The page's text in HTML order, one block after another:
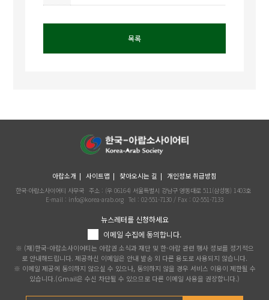
목록
아랍소개 사이트맵 찾아오시는 길 개인정보 취급방침
한국-아랍소사이어티 사무국 주소 : (우 06164) 서울특별시 강남구 영동대로 511(삼성동) 1403호
E-mail : info@korea-arab.org Tel : 02-551-7130 / Fax : 02-551-7133
뉴스레터를 신청하세요
이메일 수집에 동의합니다.
※ (재)한국-아랍소사이어티는 아랍권 소식과 재단 및 한-아랍 관련 행사 정보를 정기적으
로 안내해드립니다. 제공하신 이메일은 안내 발송 외 다른 용도로 사용되지 않습니다.
※ 이메일 제공에 동의하지 않으실 수 있으나, 동의하지 않을 경우 서비스 이용이 제한될 수
있습니다.(Gmail은 수신 차단될 수 있으므로 다른 이메일 사용을 권장합니다.)